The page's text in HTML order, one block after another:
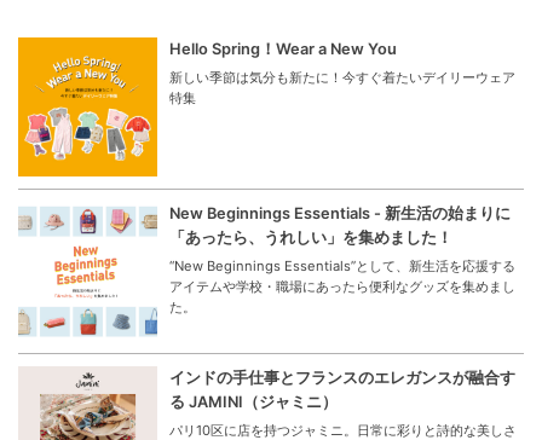
Hello Spring！Wear a New You
新しい季節は気分も新たに！今すぐ着たいデイリーウェア
特集
New Beginnings Essentials - 新生活の始まりに
「あったら、うれしい」を集めました！
“New Beginnings Essentials”として、新生活を応援する
アイテムや学校・職場にあったら便利なグッズを集めまし
た。
インドの手仕事とフランスのエレガンスが融合す
る JAMINI（ジャミニ）
パリ10区に店を持つジャミニ。日常に彩りと詩的な美しさ